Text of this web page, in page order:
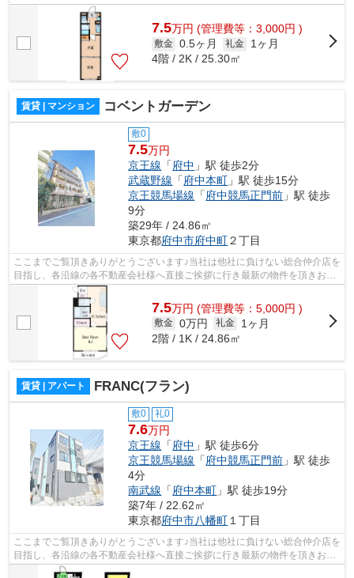
様へ提供しております！最新の情報は...
7.5万円 (管理費等：3,000円 )
敷金 0.5ヶ月 礼金
1ヶ月
4階 / 2K / 25.30㎡
賃貸 | マンション コベントガーデン
敷0
7.5万円
京王線 「府中 」駅 徒歩2分
武蔵野線 「府中本町 」駅 徒歩15分
京王競馬場線 「府中競馬正門前 」駅 徒歩
9分
築29年 / 24.86㎡
東京都府中市府中町２丁目
ここまでご覧頂きありがとうございます♪当社は他社に負けない総合仲介店を
目指し、各沿線の各不動産会社様へ直接ご挨拶に行き最新の物件を頂きお客
様へ提供しております！最新の情報は...
7.5万円 (管理費等：5,000円 )
敷金 0万円 礼金
1ヶ月
2階 / 1K / 24.86㎡
賃貸 | アパート FRANC(フラン)
敷0 礼0
7.6万円
京王線 「府中 」駅 徒歩6分
京王競馬場線 「府中競馬正門前 」駅 徒歩
4分
南武線 「府中本町 」駅 徒歩19分
築7年 / 22.62㎡
東京都府中市八幡町 １丁目
ここまでご覧頂きありがとうございます♪当社は他社に負けない総合仲介店を
目指し、各沿線の各不動産会社様へ直接ご挨拶に行き最新の物件を頂きお客
様へ提供しております！最新の情報は...